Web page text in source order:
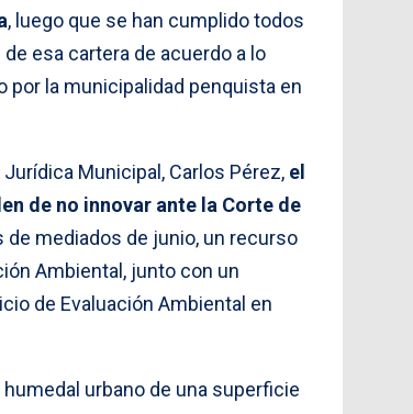
, luego que se han cumplido todos
esa cartera de acuerdo a lo
por la municipalidad penquista en
Municipal, Carlos Pérez, el
de no innovar ante la Corte de
de mediados de junio, un recurso
Ambiental, junto con un
de Evaluación Ambiental en
urbano de una superficie